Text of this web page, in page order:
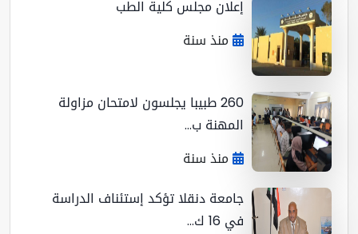
إعلان مجلس كلية الطب
منذ سنة
260 طبيبا يجلسون لامتحان مزاولة
المهنة ب...
منذ سنة
جامعة دنقلا تؤكد إستئناف الدراسة
في 16 ك...